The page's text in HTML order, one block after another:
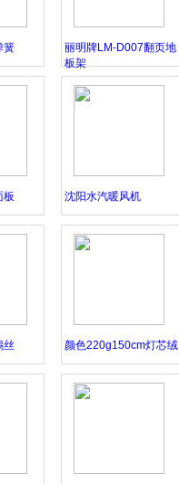
簧
丽明牌LM-D007翻页地
板架
板 沈阳水汽暖风机
丝 颜色220g150cm灯芯绒